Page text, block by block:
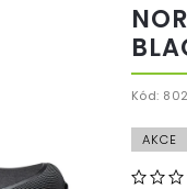
Kód:
AKCE